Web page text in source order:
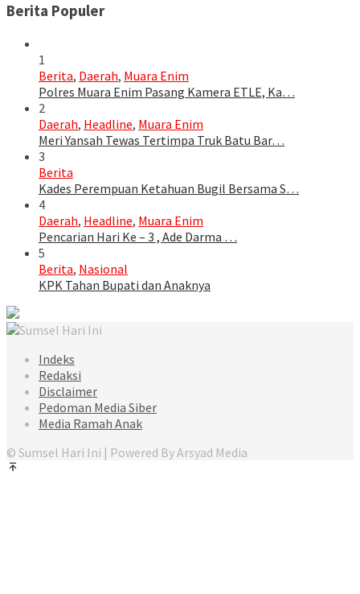
Berita Populer
1
Berita, Daerah, Muara Enim
Polres Muara Enim Pasang Kamera ETLE, Ka…
2
Daerah, Headline, Muara Enim
Meri Yansah Tewas Tertimpa Truk Batu Bar…
3
Berita
Kades Perempuan Ketahuan Bugil Bersama S…
4
Daerah, Headline, Muara Enim
Pencarian Hari Ke – 3 , Ade Darma …
5
Berita, Nasional
KPK Tahan Bupati dan Anaknya
Indeks
Redaksi
Disclaimer
Pedoman Media Siber
Media Ramah Anak
© Sumsel Hari Ini | Powered By Arsyad Media